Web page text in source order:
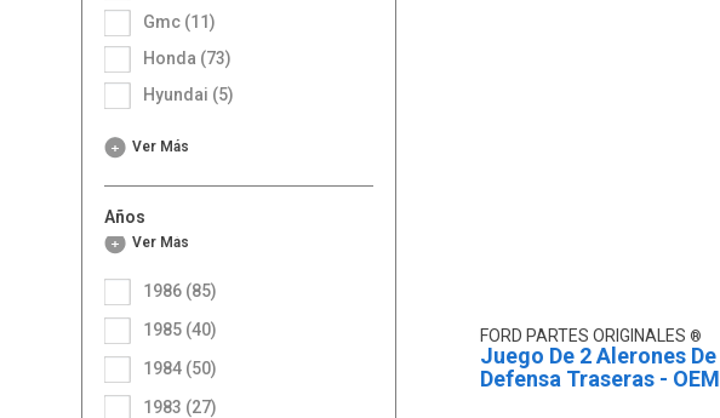
Gmc (11)
Honda (73)
Hyundai (5)
Ver Más
Años
1983 (27)
1984 (50)
1985 (40)
1986 (85)
Ver Más
FORD PARTES ORIGINALES
Juego De 2 Alerones De
Defensa Traseras - OEM